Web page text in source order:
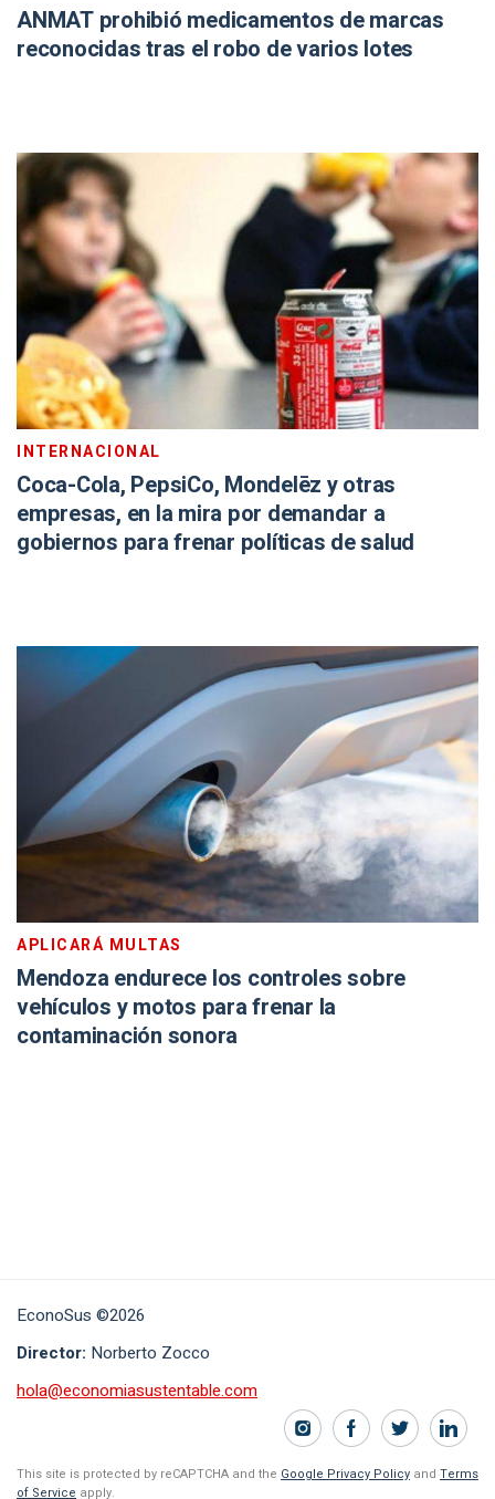
ANMAT prohibió medicamentos de marcas
reconocidas tras el robo de varios lotes
INTERNACIONAL
Coca-Cola, PepsiCo, Mondelēz y otras
empresas, en la mira por demandar a
gobiernos para frenar políticas de salud
APLICARÁ MULTAS
Mendoza endurece los controles sobre
vehículos y motos para frenar la
contaminación sonora
EconoSus ©2026
Director: Norberto Zocco
hola@economiasustentable.com
This site is protected by reCAPTCHA and the Google Privacy Policy and Terms
of Service apply.